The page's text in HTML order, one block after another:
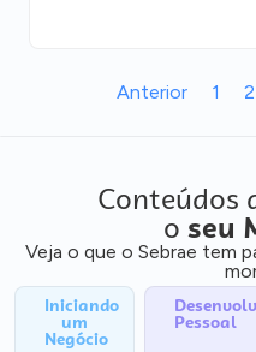
Anterior 1 2
Conteúdos
o seu
Veja o que o Sebrae tem
Iniciando
um
Negócio
Pessoal